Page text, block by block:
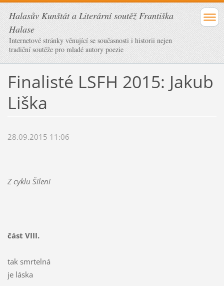
Halasův Kunštát a Literární soutěž Františka
Halase
Internetové stránky věnující se současnosti i historii nejen
tradiční soutěže pro mladé autory poezie
Finalisté LSFH 2015: Jakub
Liška
28.09.2015 11:06
Z cyklu Šílení
část VIII.
tak smrtelná
je láska